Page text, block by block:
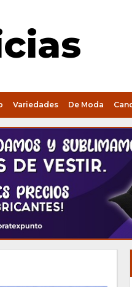
Variedades De Moda